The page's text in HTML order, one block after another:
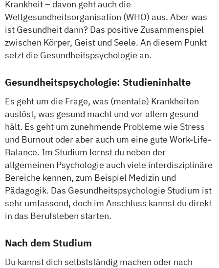
Krankheit – davon geht auch die
Weltgesundheitsorganisation (WHO) aus. Aber was
ist Gesundheit dann? Das positive Zusammenspiel
zwischen Körper, Geist und Seele. An diesem Punkt
setzt die Gesundheitspsychologie an.
Gesundheitspsychologie: Studieninhalte
Es geht um die Frage, was (mentale) Krankheiten
auslöst, was gesund macht und vor allem gesund
hält. Es geht um zunehmende Probleme wie Stress
und Burnout oder aber auch um eine gute Work-Life-
Balance. Im Studium lernst du neben der
allgemeinen Psychologie auch viele interdisziplinäre
Bereiche kennen, zum Beispiel Medizin und
Pädagogik. Das Gesundheitspsychologie Studium ist
sehr umfassend, doch im Anschluss kannst du direkt
in das Berufsleben starten.
Nach dem Studium
Du kannst dich selbstständig machen oder nach